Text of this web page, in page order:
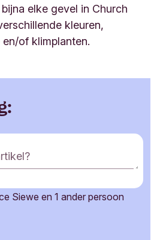
elke gevel in Church
kleuren,
en/of klimplanten.
Siewe en 1 ander persoon